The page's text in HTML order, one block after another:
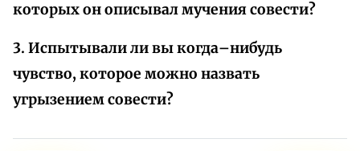
которых он описывал мучения совести?
3. Испытывали ли вы когда–нибудь
чувство, которое можно назвать
угрызением совести?